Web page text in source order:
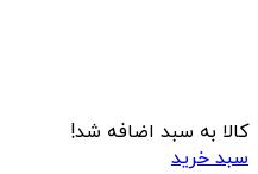
کالا به سبد اضافه شد!
سبد خرید